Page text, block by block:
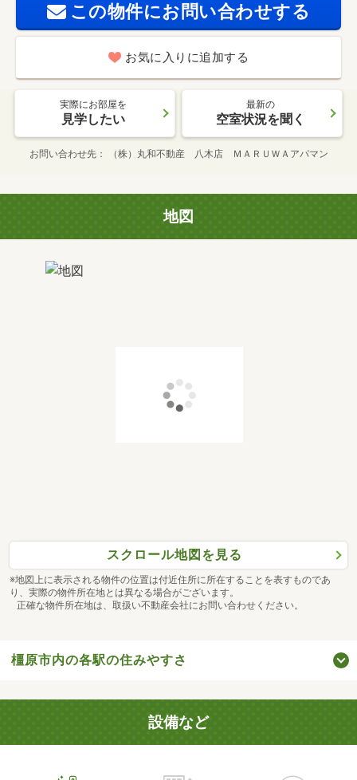
この物件にお問い合わせする
お気に入りに追加する
実際にお部屋を
見学したい
最新の
空室状況を聞く
お問い合わせ先 （株）丸和不動産 八木店 ＭＡＲＵＷＡアパマン
地図
スクロール地図を見る
※地図上に表示される物件の位置は付近住所に所在することを表すものであ
り、実際の物件所在地とは異なる場合がございます。
正確な物件所在地は、取扱い不動産会社にお問い合わせください。
橿原市内の各駅の住みやすさ
設備など